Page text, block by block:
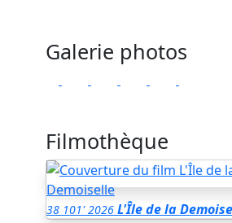
Galerie photos
Filmothèque
38 101' 2026 L'Île de la